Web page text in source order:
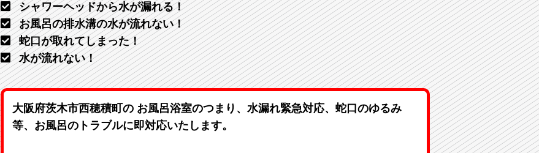
シャワーヘッドから水が漏れる！
お風呂の排水溝の水が流れない！
蛇口が取れてしまった！
水が流れない！
大阪府茨木市西穂積町の お風呂浴室のつまり、水漏れ緊急対応、蛇口のゆるみ
等、お風呂のトラブルに即対応いたします。